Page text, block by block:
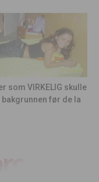
som VIRKELIG skulle
bakgrunnen før de la